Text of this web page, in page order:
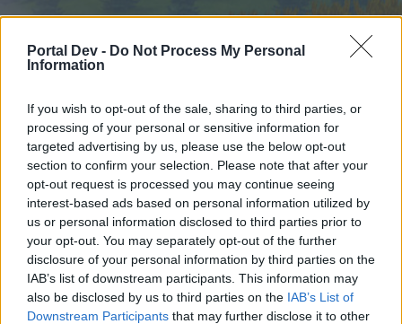
Portal Dev - Do Not Process My Personal
Information
If you wish to opt-out of the sale, sharing to third parties, or
processing of your personal or sensitive information for
targeted advertising by us, please use the below opt-out
section to confirm your selection. Please note that after your
opt-out request is processed you may continue seeing
interest-based ads based on personal information utilized by
us or personal information disclosed to third parties prior to
your opt-out. You may separately opt-out of the further
disclosure of your personal information by third parties on the
IAB’s list of downstream participants. This information may
also be disclosed by us to third parties on the IAB’s List of
Downstream Participants that may further disclose it to other
Форуми ... Проблем с влизане в играта
Членове, харесали съобщение
#1912
Скъпи форум потребители,
Ако вие искате да се включите активно във
форума и да участвате в дискусиите, или
искате да започнете своя собствена тема,
първо ще трябва да влезете в играта. Моля,
Скорошни публикации